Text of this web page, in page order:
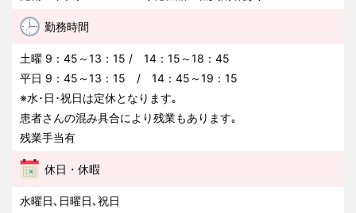
勤務時間
土曜 9：45～13：15 / 14：15～18：45
平日 9：45～13：15 / 14：45～19：15
※水･日･祝日は定休となります｡
患者さんの混み具合により残業もあります｡
残業手当有
休日・休暇
水曜日､日曜日､祝日